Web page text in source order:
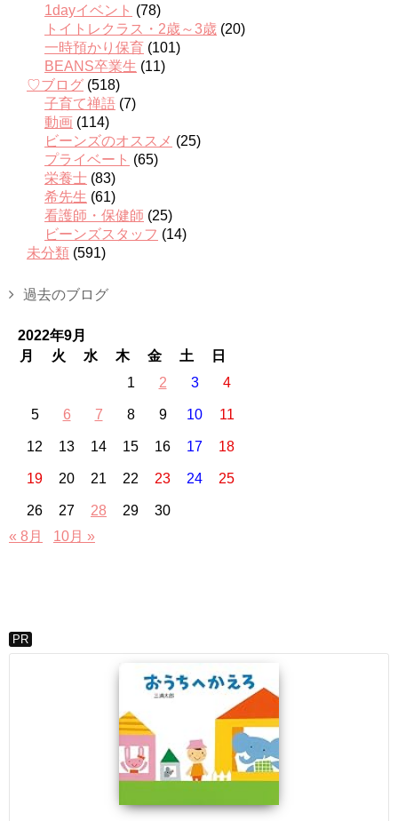
1dayイベント (78)
トイトレクラス・2歳～3歳 (20)
一時預かり保育 (101)
BEANS卒業生 (11)
♡ブログ (518)
子育て禅語 (7)
動画 (114)
ビーンズのオススメ (25)
プライベート (65)
栄養士 (83)
希先生 (61)
看護師・保健師 (25)
ビーンズスタッフ (14)
未分類 (591)
過去のブログ
2022年9月
月
火 水 木 金 土
日
1
2 3 4
5 6 7 8 9 10 11
12 13 14 15 16 17 18
19 20 21 22 23 24 25
26 27 28 29
30
« 8月
10月 »
PR